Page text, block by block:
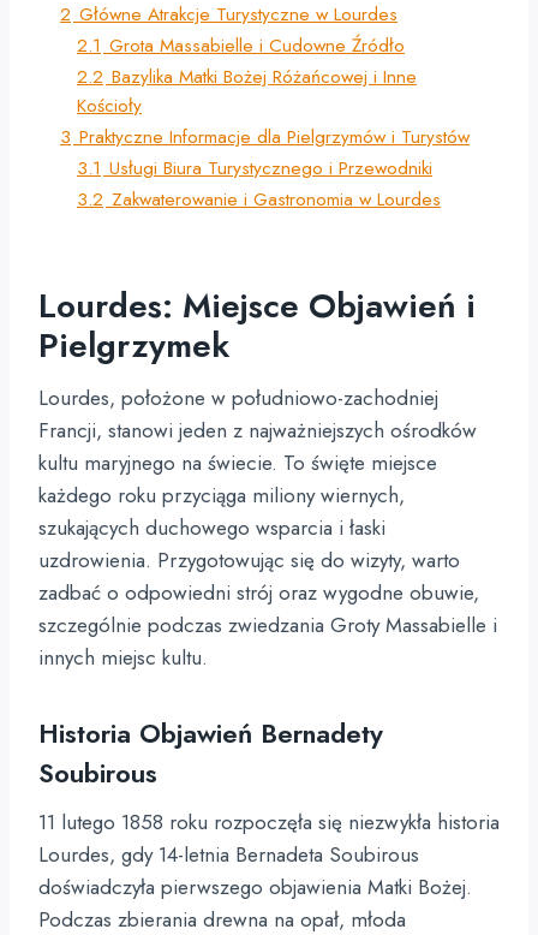
2 Główne Atrakcje Turystyczne w Lourdes
2.1 Grota Massabielle i Cudowne Źródło
2.2 Bazylika Matki Bożej Różańcowej i Inne
Kościoły
3 Praktyczne Informacje dla Pielgrzymów i Turystów
3.1 Usługi Biura Turystycznego i Przewodniki
3.2 Zakwaterowanie i Gastronomia w Lourdes
Lourdes: Miejsce Objawień i
Pielgrzymek
Lourdes, położone w południowo-zachodniej
Francji, stanowi jeden z najważniejszych ośrodków
kultu maryjnego na świecie. To święte miejsce
każdego roku przyciąga miliony wiernych,
szukających duchowego wsparcia i łaski
uzdrowienia. Przygotowując się do wizyty, warto
zadbać o odpowiedni strój oraz wygodne obuwie,
szczególnie podczas zwiedzania Groty Massabielle i
innych miejsc kultu.
Historia Objawień Bernadety
Soubirous
11 lutego 1858 roku rozpoczęła się niezwykła historia
Lourdes, gdy 14-letnia Bernadeta Soubirous
doświadczyła pierwszego objawienia Matki Bożej.
Podczas zbierania drewna na opał, młoda